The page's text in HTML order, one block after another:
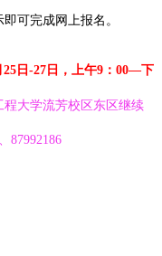
可完成网上报名。
25 日 -27 日 ，上午9 ： 00—下
大学流芳校区东区继续
87992186